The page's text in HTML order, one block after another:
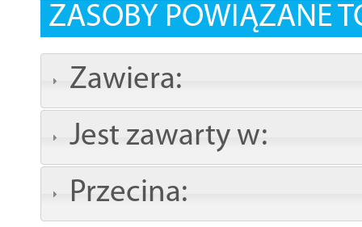
ZASOBY POWIĄZANE
Zawiera:
Jest zawarty w:
Przecina: